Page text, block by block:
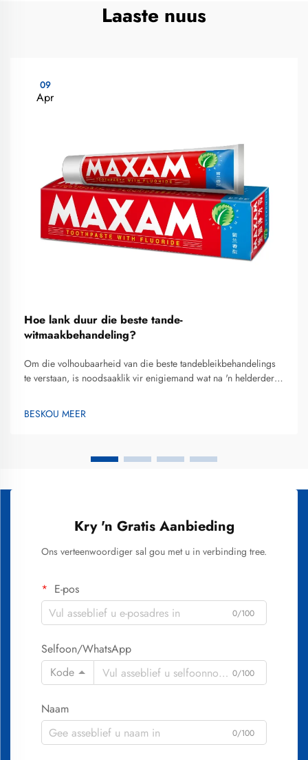
Laaste nuus
09
Apr
Hoe lank duur die beste tande-
witmaakbehandeling?
Om die volhoubaarheid van die beste tandebleikbehandelings
te verstaan, is noodsaaklik vir enigiemand wat na 'n helderder
maak. Die tydperk waaroor tandebleikresultate duur, wissel
aansienlik afhangende van...
BESKOU MEER
Kry 'n Gratis Aanbieding
Ons verteenwoordiger sal gou met u in verbinding tree.
E-pos
0/100
Selfoon/WhatsApp
Kode
0/100
Naam
0/100